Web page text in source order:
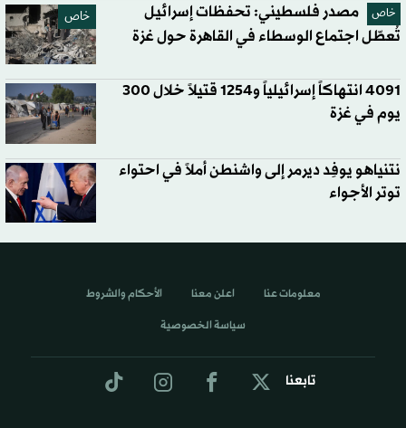
خاص خاص
مصدر فلسطيني: تحفظات إسرائيل
تُعطّل اجتماع الوسطاء في القاهرة حول غزة
4091 انتهاكاً إسرائيلياً و1254 قتيلاً خلال 300
يوم في غزة
نتنياهو يوفِد ديرمر إلى واشنطن أملاً في احتواء
توتر الأجواء
تابعنا
معلومات عنا اعلن معنا الأحكام والشروط
سياسة الخصوصية